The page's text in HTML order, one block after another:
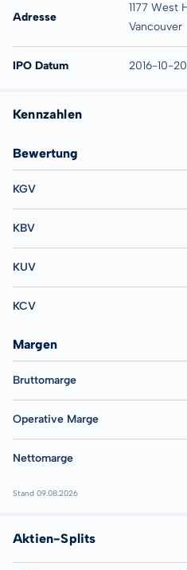
Adresse
1177 West
Vancouver
IPO Datum 2016-10-20
Kennzahlen
Bewertung
KGV
KBV
KUV
KCV
Margen
Bruttomarge
Operative Marge
Nettomarge
Stand 09.08.2026
Aktien-Splits